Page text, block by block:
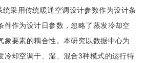
采用传统暖通空调设计参数作为设计条
件作为设计日参数，忽略了蒸发冷却空
象要素的耦合性。本研究以数据中心为
冷却空调干、湿、混合3种模式的运行特